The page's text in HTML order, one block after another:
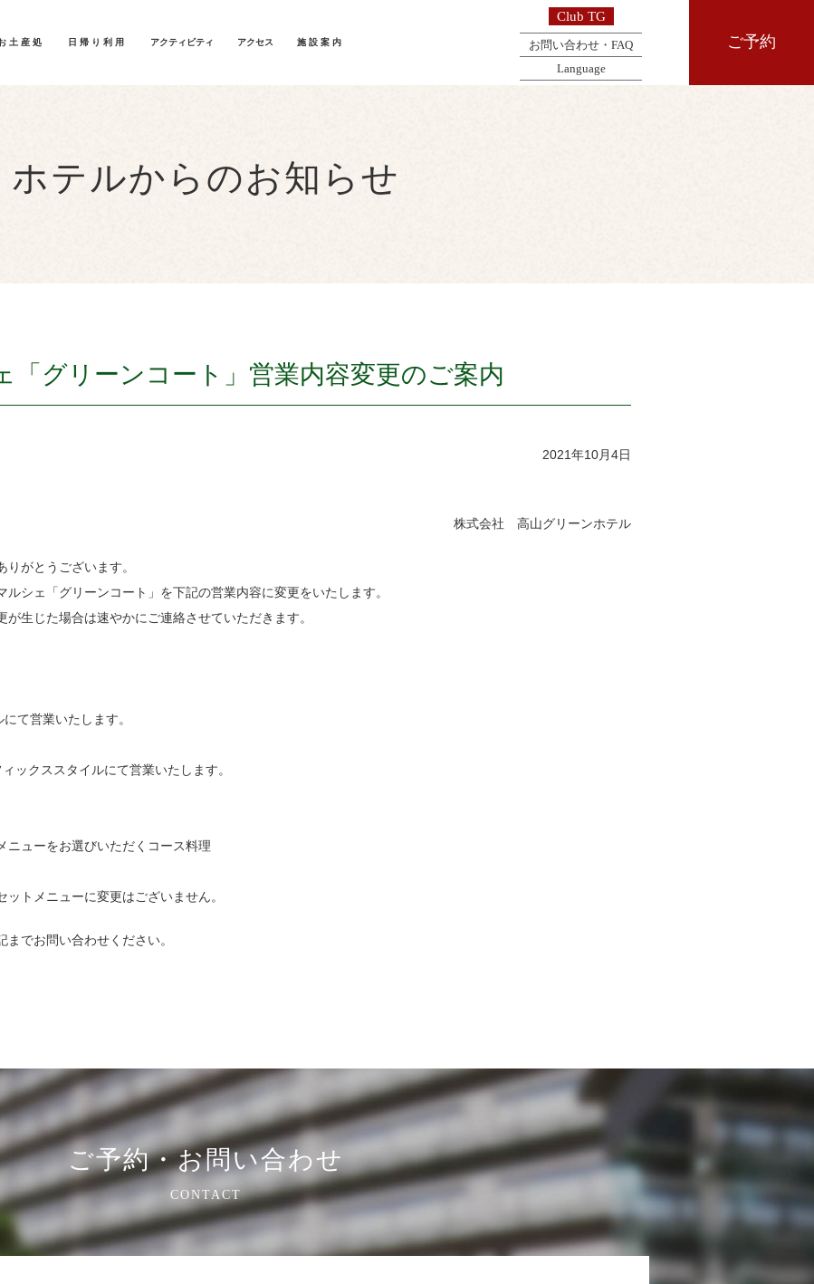
土産処 日帰り利用 アクティビティ アクセス 施設案内
Club TG
お問い合わせ・FAQ
Language
ご予約
ホテルからのお知らせ
「グリーンコート」営業内容変更のご案内
2021年10月4日
株式会社 高山グリーンホテル
がとうございます。
シェ「グリーンコート」を下記の営業内容に変更をいたします。
生じた場合は速やかにご連絡させていただきます。
て営業いたします。
ックススタイルにて営業いたします。
ューをお選びいただくコース料理
トメニューに変更はございません。
でお問い合わせください。
ご予約・お問い合わせ
CONTACT